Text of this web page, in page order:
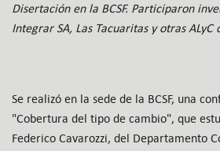
Disertación en la BCSF. Participaron
Integrar SA, Las Tacuaritas y otras ALyC
Se realizó en la sede de la BCSF, una
"Cobertura del tipo de cambio", que
Federico Cavarozzi, del Departamento